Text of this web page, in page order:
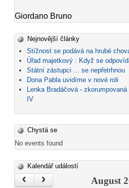
Giordano Bruno
Nejnovější články
Stížnost se podává na hrubé
Úřad majetkový : Když se
Státní zástupci ... se nepřetrhnou
Dona Pabla uvidíme v nové roli
Lenka Bradáčová -
IV
Chystá se
No events found
Kalendář událostí
‹ › August